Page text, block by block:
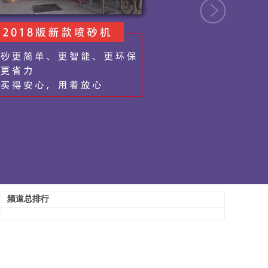
频道总排行